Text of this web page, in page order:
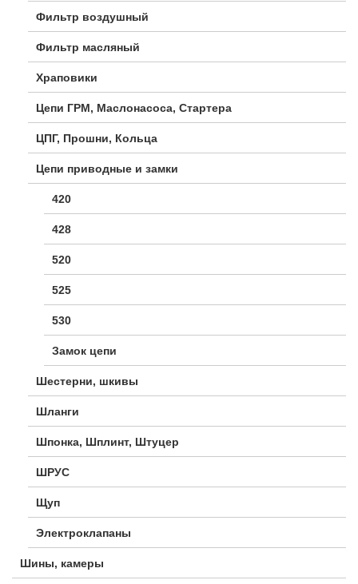
Фильтр воздушный
Фильтр масляный
Храповики
Цепи ГРМ, Маслонасоса, Стартера
ЦПГ, Прошни, Кольца
Цепи приводные и замки
420
428
520
525
530
Замок цепи
Шестерни, шкивы
Шланги
Шпонка, Шплинт, Штуцер
ШРУС
Щуп
Электроклапаны
Шины, камеры